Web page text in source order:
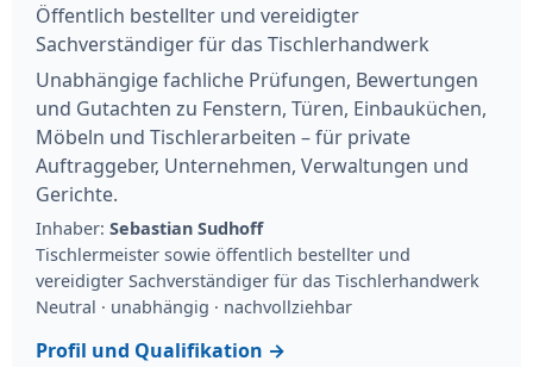
Öffentlich bestellter und vereidigter
Sachverständiger für das Tischlerhandwerk
Unabhängige fachliche Prüfungen, Bewertungen
und Gutachten zu Fenstern, Türen, Einbauküchen,
Möbeln und Tischlerarbeiten – für private
Auftraggeber, Unternehmen, Verwaltungen und
Gerichte.
Inhaber: Sebastian Sudhoff
Tischlermeister sowie öffentlich bestellter und
vereidigter Sachverständiger für das Tischlerhandwerk
Neutral · unabhängig · nachvollziehbar
Profil und Qualifikation →